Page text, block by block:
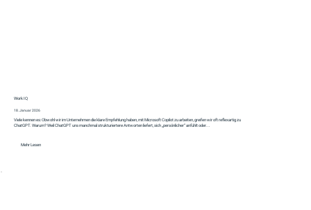
Work IQ
18. Januar 2026
Viele kennen es: Obwohl wir im Unternehmen die klare Empfehlung haben, mit Microsoft Copilot zu arbeiten, greifen wir oft reflexartig zu
ChatGPT. Warum? Weil ChatGPT uns manchmal strukturiertere Antworten liefert, sich „persönlicher“ anfühlt oder...
Mehr Lesen